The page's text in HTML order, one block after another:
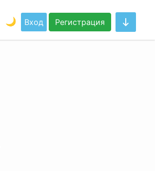
🌙 Вход Регистрация